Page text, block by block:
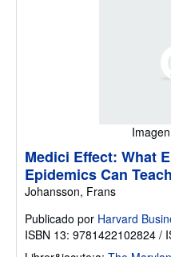
Medici Effect: What
Epidemics Can
Johansson, Frans
Publicado por Harvard
ISBN 13: 9781422102824 /